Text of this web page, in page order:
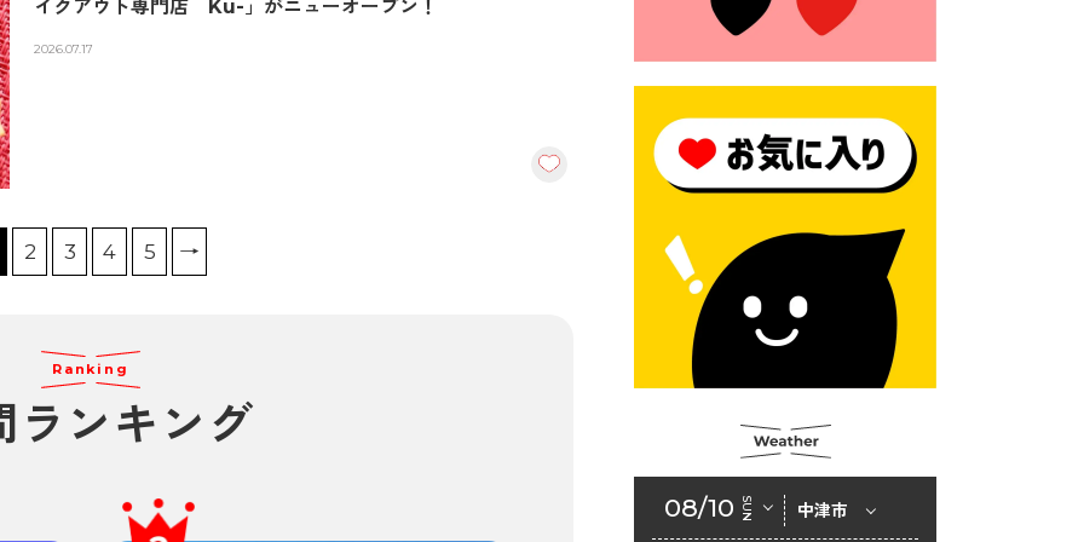
イクアウト専門店 Ku-」がニューオープン！
2026.07.17
2 3 4 5 →
Ranking
ランキング
2026年6月23日 （一財）豊前
市佐野・則尾育英会奨学生募
2026年6月18日 セアカゴケグ
モにご注意ください！
ェルターの指定
2026年6月10日 令和８年経済
センサス-活動調査
2026年6月9日 令和８年第３
回定例会「一般質問一覧表」
2026年6月5日 新婚世帯の家
2026年6月2日 戸籍に氏名の
振り仮名が記載されます
08/10 SUN 中津市